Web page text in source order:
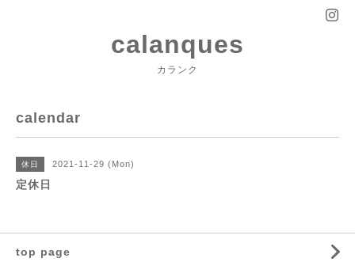
calanques
カランク
calendar
休日 2021-11-29 (Mon)
定休日
top page